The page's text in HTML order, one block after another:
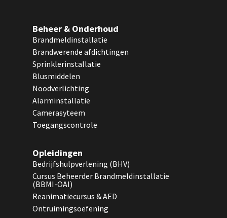
Beheer & Onderhoud
Brandmeldinstallatie
Brandwerende afdichtingen
Sprinklerinstallatie
Blusmiddelen
Noodverlichting
Alarminstallatie
Camerasyteem
Toegangscontrole
Opleidingen
Bedrijfshulpverlening (BHV)
Cursus Beheerder Brandmeldinstallatie
(BBMI-OAI)
Reanimatiecursus & AED
Ontruimingsoefening